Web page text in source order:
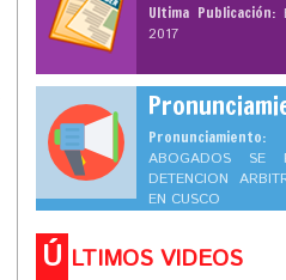
Ultima Publicación:
2017
ABOGADOS SE
DETENCION
EN CUSCO
Ú LTIMOS VIDEOS